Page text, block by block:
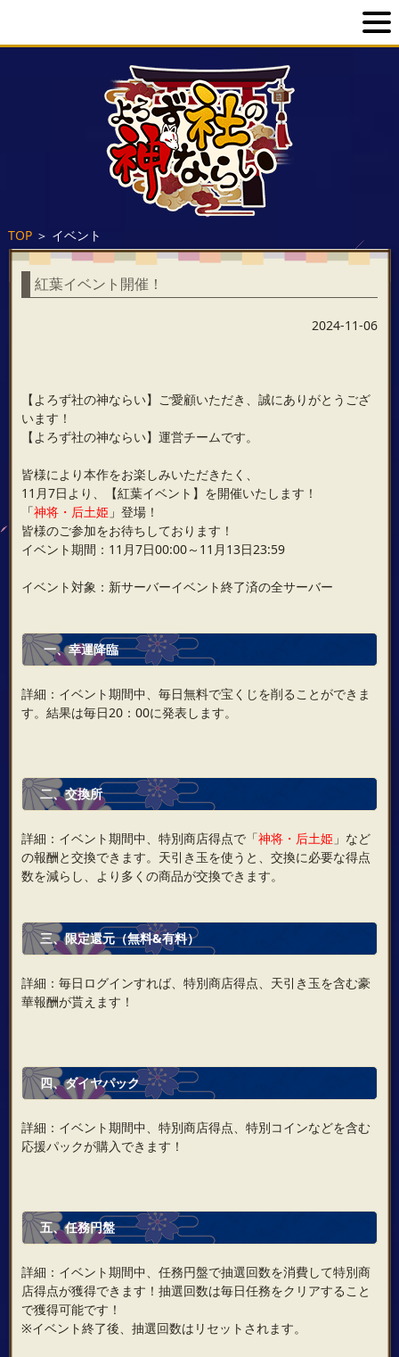
TOP＞ イベント
紅葉イベント開催！
2024-11-06
【よろず社の神ならい】ご愛顧いただき、誠にありがとうござ
います！
【よろず社の神ならい】運営チームです。
皆様により本作をお楽しみいただきたく、
11月7日より、【紅葉イベント】を開催いたします！
「神将・后土姫」 登場！
皆様のご参加をお待ちしております！
イベント期間：11月7日00:00～11月13日23:59
イベント対象：新サーバーイベント終了済の全サーバー
一、幸運降臨
詳細：イベント期間中、毎日無料で宝くじを削ることができま
す。結果は毎日20：00に発表します。
二、交換所
詳細：イベント期間中、特別商店得点で「神将・后土姫」など
の報酬と交換できます。天引き玉を使うと、交換に必要な得点
数を減らし、より多くの商品が交換できます。
三、限定還元（無料&有料）
詳細：毎日ログインすれば、特別商店得点、天引き玉を含む豪
華報酬が貰えます！
四、ダイヤパック
詳細：イベント期間中、特別商店得点、特別コインなどを含む
応援パックが購入できます！
五、任務円盤
詳細：イベント期間中、任務円盤で抽選回数を消費して特別商
店得点が獲得できます！抽選回数は毎日任務をクリアすること
で獲得可能です！
※イベント終了後、抽選回数はリセットされます。